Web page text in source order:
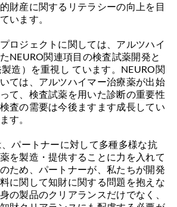
財産に関するリテラシーの向上を目
います。
ロジェクトに関しては、アルツハイ
NEURO関連項目の検査試薬開発と
造）を重視し ています。NEURO関
ては、アルツハイマー治療薬が出始
て、検査試薬を用いた診断の重要性
査の需要は今後ますます成長してい
す。
パートナーに対して多種多様な抗
を製造・提供することに力を入れて
ため、パートナーが、私たちが開発
に関して知財に関する問題を抱えな
の製品のクリアランスだけでなく、